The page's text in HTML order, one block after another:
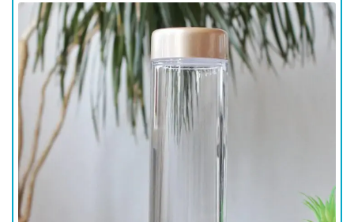
для
здоровья
Приборы
световой
терапии
Дезинфекторы
Аксессуары
ИССЛЕДОВАНИЯ
БЛОГ
FAQ
ОТЗЫВЫ